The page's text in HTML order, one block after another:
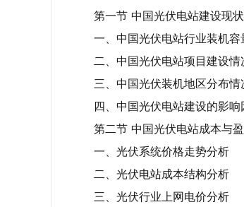
第一节 中国光伏电站建设现
一、中国光伏电站行业装机容
二、中国光伏电站项目建设情
三、中国光伏装机地区分布情
四、中国光伏电站建设的影响
第二节 中国光伏电站成本与
一、光伏系统价格走势分析
二、光伏电站成本结构分析
三、光伏行业上网电价分析